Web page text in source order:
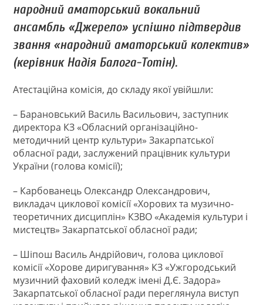
народний аматорський вокальний
ансамбль «Джерело» успішно підтвердив
звання «народний аматорський колектив»
(керівник Надія Балога-Тотін).
Атестаційна комісія, до складу якої увійшли:
– Барановський Василь Васильович, заступник
директора КЗ «Обласний організаційно-
методичний центр культури» Закарпатської
обласної ради, заслужений працівник культури
України (голова комісії);
– Карбованець Олександр Олександрович,
викладач циклової комісії «Хорових та музично-
теоретичних дисциплін» КЗВО «Академія культури і
мистецтв» Закарпатської обласної ради;
– Шіпош Василь Андрійович, голова циклової
комісії «Хорове диригування» КЗ «Ужгородський
музичний фаховий коледж імені Д.Є. Задора»
Закарпатської обласної ради переглянула виступ